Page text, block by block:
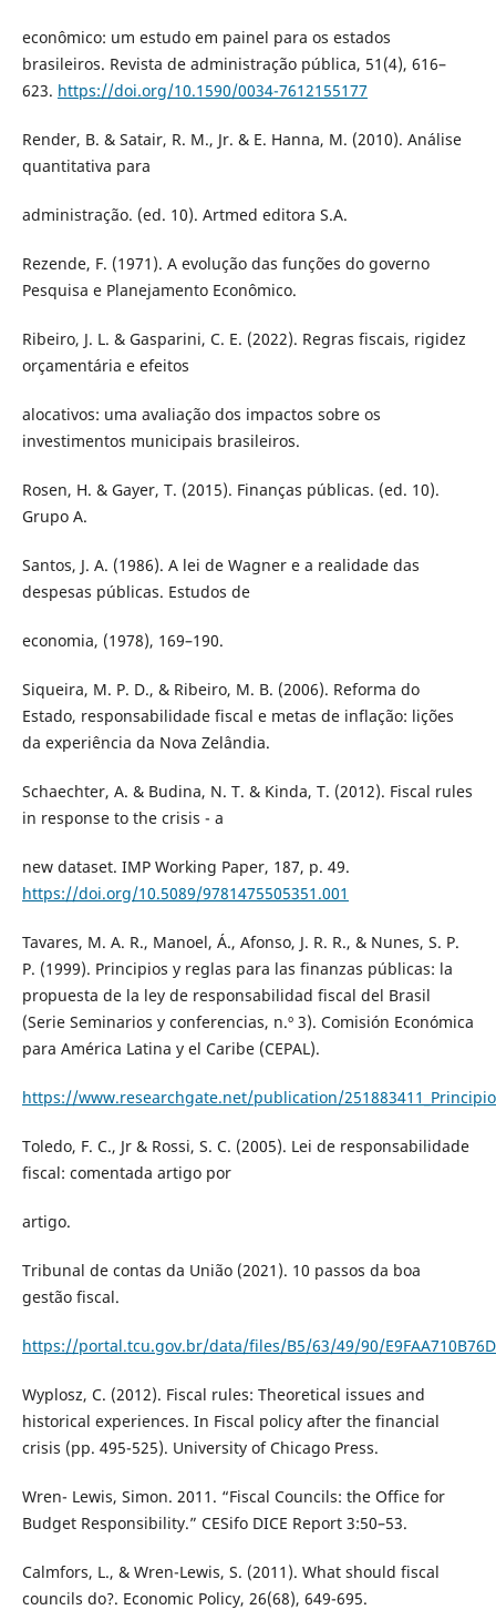
econômico: um estudo em painel para os estados
brasileiros. Revista de administração pública, 51(4), 616–
623. https://doi.org/10.1590/0034-7612155177
Render, B. & Satair, R. M., Jr. & E. Hanna, M. (2010). Análise
quantitativa para
administração. (ed. 10). Artmed editora S.A.
Rezende, F. (1971). A evolução das funções do governo
Pesquisa e Planejamento Econômico.
Ribeiro, J. L. & Gasparini, C. E. (2022). Regras fiscais, rigidez
orçamentária e efeitos
alocativos: uma avaliação dos impactos sobre os
investimentos municipais brasileiros.
Rosen, H. & Gayer, T. (2015). Finanças públicas. (ed. 10).
Grupo A.
Santos, J. A. (1986). A lei de Wagner e a realidade das
despesas públicas. Estudos de
economia, (1978), 169–190.
Siqueira, M. P. D., & Ribeiro, M. B. (2006). Reforma do
Estado, responsabilidade fiscal e metas de inflação: lições
da experiência da Nova Zelândia.
Schaechter, A. & Budina, N. T. & Kinda, T. (2012). Fiscal rules
in response to the crisis - a
new dataset. IMP Working Paper, 187, p. 49.
https://doi.org/10.5089/9781475505351.001
Tavares, M. A. R., Manoel, Á., Afonso, J. R. R., & Nunes, S. P.
P. (1999). Principios y reglas para las finanzas públicas: la
propuesta de la ley de responsabilidad fiscal del Brasil
(Serie Seminarios y conferencias, n.º 3). Comisión Económica
para América Latina y el Caribe (CEPAL).
https://www.researchgate.net/publication/
Toledo, F. C., Jr & Rossi, S. C. (2005). Lei de responsabilidade
fiscal: comentada artigo por
artigo.
Tribunal de contas da União (2021). 10 passos da boa
gestão fiscal.
https://portal.tcu.gov.br/data/files/B5/63/49/90/
Wyplosz, C. (2012). Fiscal rules: Theoretical issues and
historical experiences. In Fiscal policy after the financial
crisis (pp. 495-525). University of Chicago Press.
Wren- Lewis, Simon. 2011. “Fiscal Councils: the Office for
Budget Responsibility.” CESifo DICE Report 3:50–53.
Calmfors, L., & Wren-Lewis, S. (2011). What should fiscal
councils do?. Economic Policy, 26(68), 649-695.